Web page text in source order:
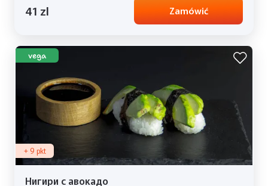
41 zl Zamówić
vega
+ 9 pkt
Нигири с авокадо